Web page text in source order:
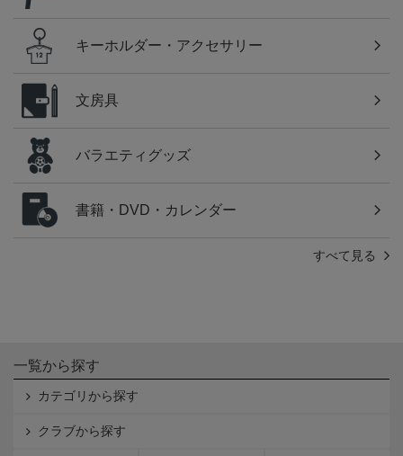
キーホルダー・アクセサリー
文房具
バラエティグッズ
書籍・DVD・カレンダー
すべて見る
一覧から探す
カテゴリから探す
クラブから探す